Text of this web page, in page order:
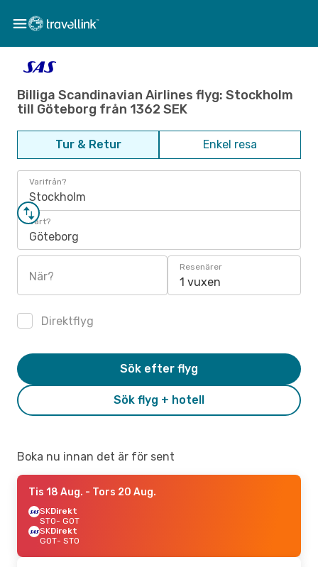
Billiga Scandinavian Airlines flyg: Stockholm
till Göteborg från 1362 SEK
Tur & Retur Enkel resa
Varifrån?
Stockholm
Vart?
Göteborg
När?
Resenärer
1 vuxen
Direktflyg
Sök flyg + hotell
Sök efter flyg
Boka nu innan det är för sent
Tis 18 Aug. - Tors 20 Aug.
SKDirekt
STO- GOT
SKDirekt
GOT- STO